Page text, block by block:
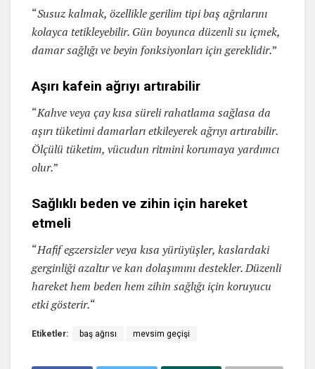
“Susuz kalmak, özellikle gerilim tipi baş ağrılarını
kolayca tetikleyebilir. Gün boyunca düzenli su içmek,
damar sağlığı ve beyin fonksiyonları için gereklidir.”
Aşırı kafein ağrıyı artırabilir
“Kahve veya çay kısa süreli rahatlama sağlasa da
aşırı tüketimi damarları etkileyerek ağrıyı artırabilir.
Ölçülü tüketim, vücudun ritmini korumaya yardımcı
olur.”
Sağlıklı beden ve zihin için hareket
etmeli
“Hafif egzersizler veya kısa yürüyüşler, kaslardaki
gerginliği azaltır ve kan dolaşımını destekler. Düzenli
hareket hem beden hem zihin sağlığı için koruyucu
etki gösterir.“
Etiketler: baş ağrısı mevsim geçişi